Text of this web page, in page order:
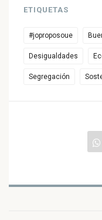
ETIQUETAS
#joproposoue
Desigualdades
Segregación